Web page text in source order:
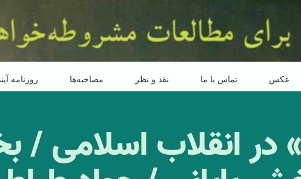
عکس تماس با ما نقد و نظر مصاحبه‌ها روزنامه
در انقلاب